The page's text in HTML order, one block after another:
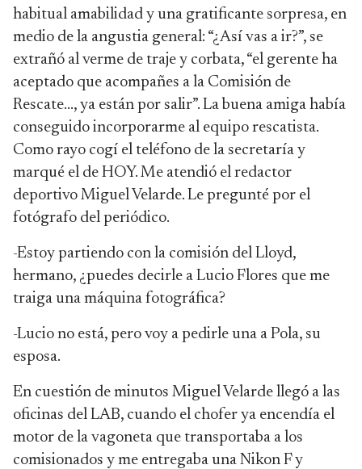
habitual amabilidad y una gratificante sorpresa, en
medio de la angustia general: “¿Así vas a ir?”, se
extrañó al verme de traje y corbata, “el gerente ha
aceptado que acompañes a la Comisión de
Rescate…, ya están por salir”. La buena amiga había
conseguido incorporarme al equipo rescatista.
Como rayo cogí el teléfono de la secretaría y
marqué el de HOY. Me atendió el redactor
deportivo Miguel Velarde. Le pregunté por el
fotógrafo del periódico.
-Estoy partiendo con la comisión del Lloyd,
hermano, ¿puedes decirle a Lucio Flores que me
traiga una máquina fotográfica?
-Lucio no está, pero voy a pedirle una a Pola, su
esposa.
En cuestión de minutos Miguel Velarde llegó a las
oficinas del LAB, cuando el chofer ya encendía el
motor de la vagoneta que transportaba a los
comisionados y me entregaba una Nikon F y